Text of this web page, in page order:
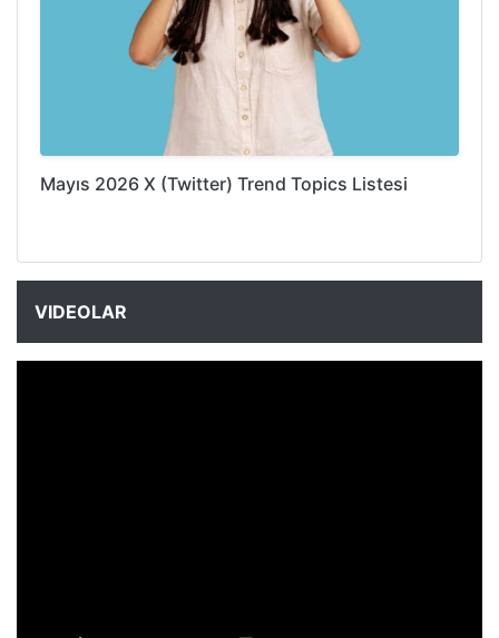
Mayıs 2026 X (Twitter) Trend Topics Listesi
VIDEOLAR